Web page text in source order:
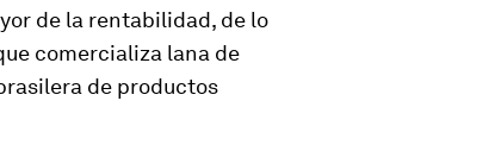
de la rentabilidad, de lo
comercializa lana de
de productos